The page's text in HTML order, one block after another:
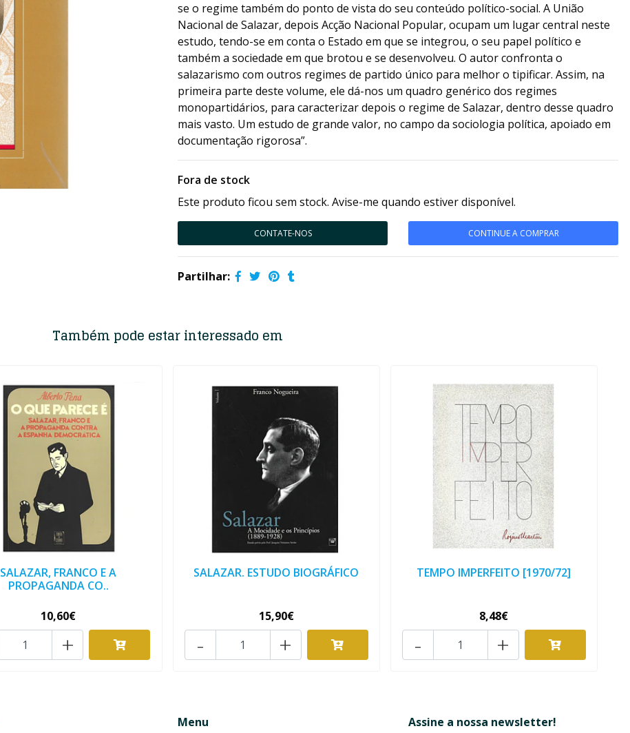
se o regime também do ponto de vista do seu conteúdo político-social. A União
Nacional de Salazar, depois Acção Nacional Popular, ocupam um lugar central neste
estudo, tendo-se em conta o Estado em que se integrou, o seu papel político e
também a sociedade em que brotou e se desenvolveu. O autor confronta o
salazarismo com outros regimes de partido único para melhor o tipificar. Assim, na
primeira parte deste volume, ele dá-nos um quadro genérico dos regimes
monopartidários, para caracterizar depois o regime de Salazar, dentro desse quadro
mais vasto. Um estudo de grande valor, no campo da sociologia política, apoiado em
documentação rigorosa”.
Fora de stock
Este produto ficou sem stock. Avise-me quando estiver disponível.
CONTATE-NOS CONTINUE A COMPRAR
Partilhar:
Também pode estar interessado em
SALAZAR, FRANCO E A
PROPAGANDA CO..
10,60€
+
SALAZAR. ESTUDO BIOGRÁFICO
15,90€
+
-
TEMPO IMPERFEITO [1970/72]
8,48€
+
-
Menu Assine a nossa newsletter!